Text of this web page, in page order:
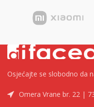
Osjećajte se slobodno da
Omera Vrane br. 22 |